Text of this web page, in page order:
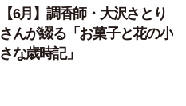
【6月】調香師・大沢さとり
さんが綴る「お菓子と花の小
さな歳時記」